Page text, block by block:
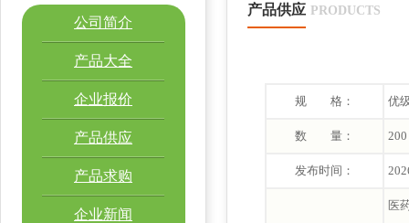
公司简介
产品大全
企业报价
产品供应
产品求购
企业新闻
产品供应 PRODUCTS
规 格： 优
数 量：
发布时间：
医